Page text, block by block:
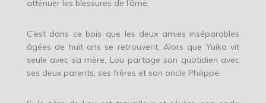
atténuer les blessures de l’âme.
C’est dans ce bois que les deux amies inséparables
âgées de huit ans se retrouvent. Alors que Yuika vit
seule avec sa mère, Lou partage son quotidien avec
ses deux parents, ses frères et son oncle Philippe.